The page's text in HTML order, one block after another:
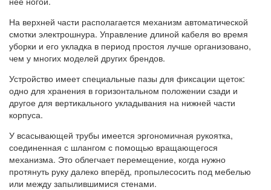
На верхней части располагается механизм автоматической
смотки электрошнура. Управление длиной кабеля во время
уборки и его укладка в период простоя лучше организовано,
чем у многих моделей других брендов.
Устройство имеет специальные пазы для фиксации щеток:
одно для хранения в горизонтальном положении сзади и
другое для вертикального укладывания на нижней части
корпуса.
У всасывающей трубы имеется эргономичная рукоятка,
соединенная с шлангом с помощью вращающегося
механизма. Это облегчает перемещение, когда нужно
протянуть руку далеко вперёд, пропылесосить под мебелью
или между запылившимися стенами.